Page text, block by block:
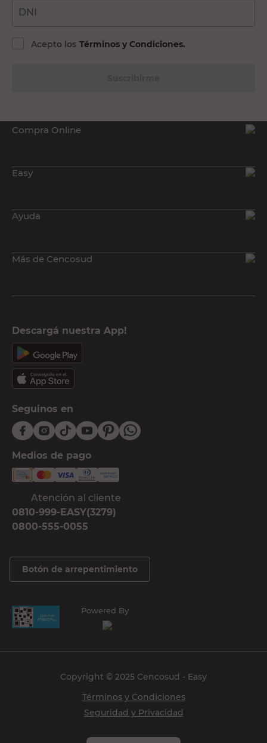
DNI
Acepto los Términos y Condiciones.
Compra Online
Easy
Ayuda
Más de Cencosud
Descargá nuestra App!
Seguinos en
Medios de pago
Atención al cliente
0810-999-EASY(3279)
0800-555-0055
Botón de arrepentimiento
Powered By
Copyright © 2025 Cencosud - Easy
Términos y Condiciones
Seguridad y Privacidad